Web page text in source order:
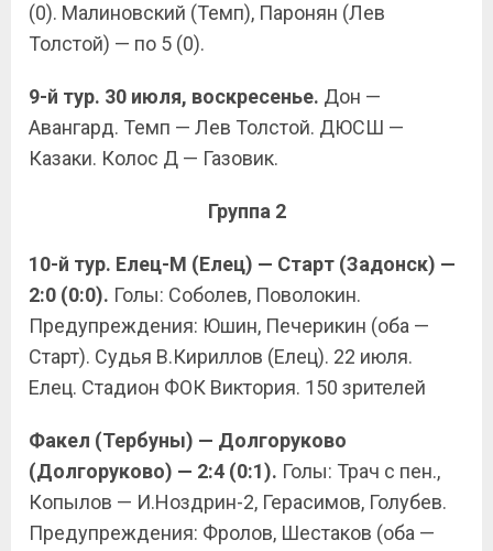
(0). Малиновский (Темп), Паронян (Лев
Толстой) — по 5 (0).
9-й тур. 30 июля, воскресенье. Дон —
Авангард. Темп — Лев Толстой. ДЮСШ —
Казаки. Колос Д — Газовик.
Группа 2
10-й тур. Елец-М (Елец) — Старт (Задонск) —
2:0 (0:0). Голы: Соболев, Поволокин.
Предупреждения: Юшин, Печерикин (оба —
Старт). Судья В.Кириллов (Елец). 22 июля.
Елец. Стадион ФОК Виктория. 150 зрителей
Факел (Тербуны) — Долгоруково
(Долгоруково) — 2:4 (0:1). Голы: Трач с пен.,
Копылов — И.Ноздрин-2, Герасимов, Голубев.
Предупреждения: Фролов, Шестаков (оба —